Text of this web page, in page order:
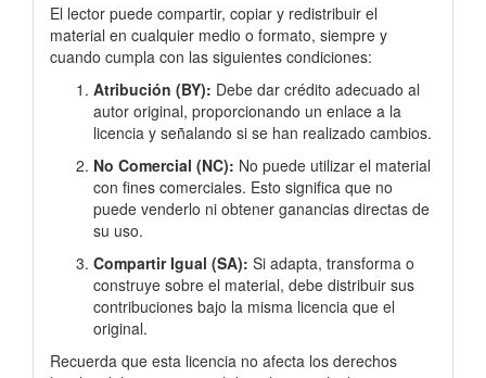
El lector puede compartir, copiar y redistribuir el
material en cualquier medio o formato, siempre y
cuando cumpla con las siguientes condiciones:
Atribución (BY): Debe dar crédito adecuado al
autor original, proporcionando un enlace a la
licencia y señalando si se han realizado cambios.
No Comercial (NC): No puede utilizar el material
con fines comerciales. Esto significa que no
puede venderlo ni obtener ganancias directas de
su uso.
Compartir Igual (SA): Si adapta, transforma o
construye sobre el material, debe distribuir sus
contribuciones bajo la misma licencia que el
original.
Recuerda que esta licencia no afecta los derechos